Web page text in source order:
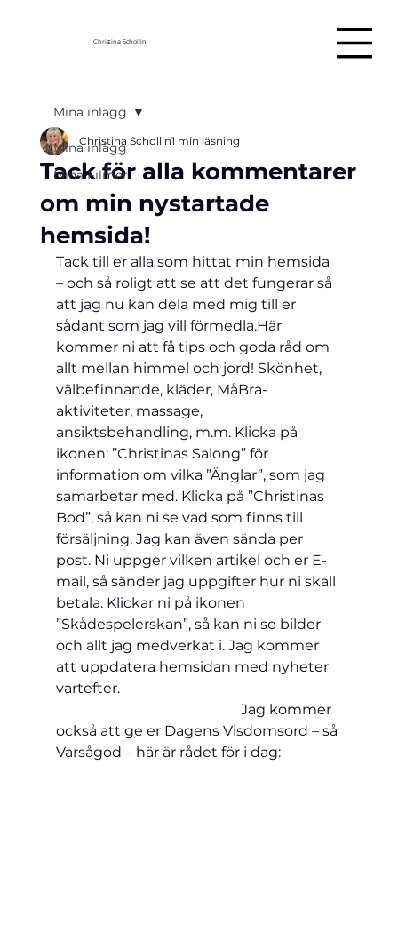
Christina Schollin
Mina inlägg
Mina Filmer
Mina inlägg
Tack för alla kommentarer
om min nystartade
hemsida!
Christina Schollin1 min läsning
Tack till er alla som hittat min hemsida
– och så roligt att se att det fungerar så
att jag nu kan dela med mig till er
sådant som jag vill förmedla.Här
kommer ni att få tips och goda råd om
allt mellan himmel och jord! Skönhet,
välbefinnande, kläder, MåBra-
aktiviteter, massage,
ansiktsbehandling, m.m. Klicka på
ikonen: ”Christinas Salong” för
information om vilka ”Änglar”, som jag
samarbetar med. Klicka på ”Christinas
Bod”, så kan ni se vad som finns till
försäljning. Jag kan även sända per
post. Ni uppger vilken artikel och er E-
mail, så sänder jag uppgifter hur ni skall
betala. Klickar ni på ikonen
”Skådespelerskan”, så kan ni se bilder
och allt jag medverkat i. Jag kommer
att uppdatera hemsidan med nyheter
vartefter.
Jag kommer
också att ge er Dagens Visdomsord – så
Varsågod – här är rådet för i dag: